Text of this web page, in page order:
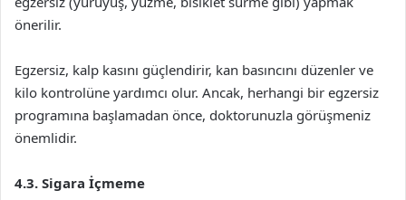
önerilir.
Egzersiz, kalp kasını güçlendirir, kan basıncını düzenler ve
kilo kontrolüne yardımcı olur. Ancak, herhangi bir egzersiz
programına başlamadan önce, doktorunuzla görüşmeniz
önemlidir.
4.3. Sigara İçmeme